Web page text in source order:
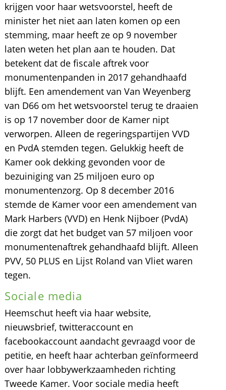
krijgen voor haar wetsvoorstel, heeft de
minister het niet aan laten komen op een
stemming, maar heeft ze op 9 november
laten weten het plan aan te houden. Dat
betekent dat de fiscale aftrek voor
monumentenpanden in 2017 gehandhaafd
blijft. Een amendement van Van Weyenberg
van D66 om het wetsvoorstel terug te draaien
is op 17 november door de Kamer nipt
verworpen. Alleen de regeringspartijen VVD
en PvdA stemden tegen. Gelukkig heeft de
Kamer ook dekking gevonden voor de
bezuiniging van 25 miljoen euro op
monumentenzorg. Op 8 december 2016
stemde de Kamer voor een amendement van
Mark Harbers (VVD) en Henk Nijboer (PvdA)
die zorgt dat het budget van 57 miljoen voor
monumentenaftrek gehandhaafd blijft. Alleen
PVV, 50 PLUS en Lijst Roland van Vliet waren
tegen.
Sociale media
Heemschut heeft via haar website,
nieuwsbrief, twitteraccount en
facebookaccount aandacht gevraagd voor de
petitie, en heeft haar achterban geïnformeerd
over haar lobbywerkzaamheden richting
Tweede Kamer. Voor sociale media heeft